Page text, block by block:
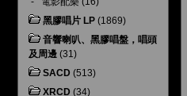
黑膠唱片 LP (1869)
音響喇叭、黑膠唱盤，唱頭
及周邊 (31)
SACD (513)
XRCD (34)